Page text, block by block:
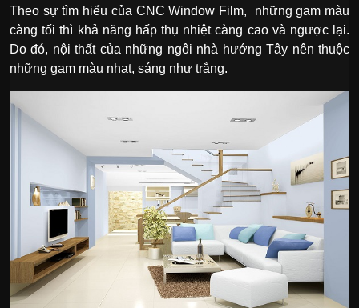
Theo sự tìm hiểu của CNC Window Film, những gam màu
càng tối thì khả năng hấp thụ nhiệt càng cao và ngược lại.
Do đó, nội thất của những ngôi nhà hướng Tây nên thuộc
những gam màu nhạt, sáng như trắng.